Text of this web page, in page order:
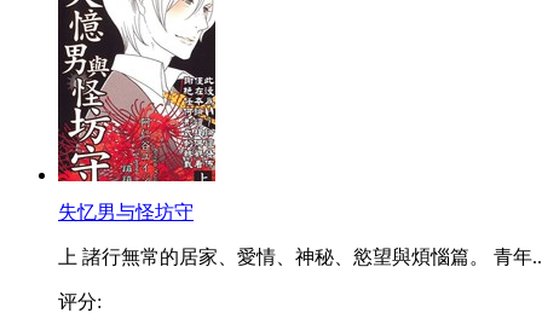
失忆男与怪坊守
上 諸行無常的居家、愛情、神秘、慾望與煩惱篇。 青年
评分: